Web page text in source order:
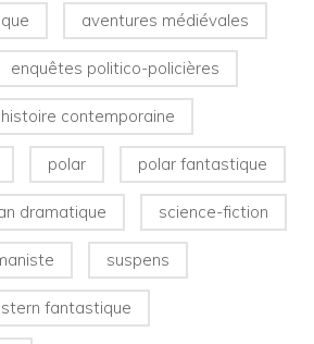
aventures médiévales
enquêtes politico-policières
histoire contemporaine
polar polar fantastique
dramatique science-fiction
suspens
fantastique